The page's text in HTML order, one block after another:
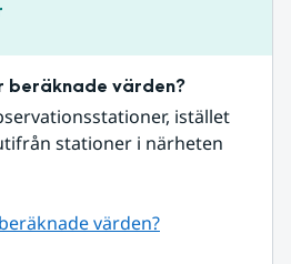
beräknade värden?
istället
stationer i närheten
värden?